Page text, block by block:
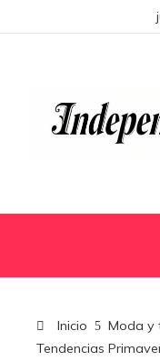
Inicio
Moda y
Tendencias